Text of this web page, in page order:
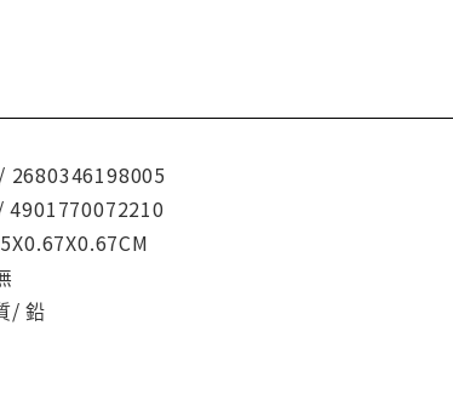
2680346198005
4901770072210
/ 鉛